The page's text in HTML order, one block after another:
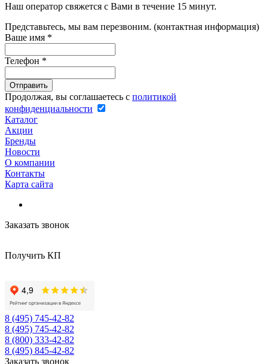
Наш оператор свяжется с Вами в течение 15 минут.
Представьтесь, мы вам перезвоним. (контактная информация)
Ваше имя *
Телефон *
Продолжая, вы соглашаетесь с политикой
конфиденциальности
Каталог
Акции
Бренды
Новости
О компании
Контакты
Карта сайта
Заказать звонок
Получить КП
8 (495) 745-42-82
8 (495) 745-42-82
8 (800) 333-42-82
8 (495) 845-42-82
Заказать звонок